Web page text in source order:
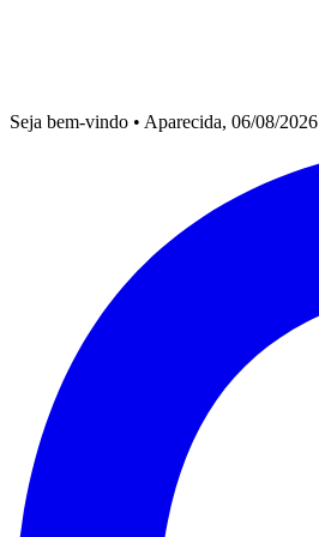
Seja bem-vindo • Aparecida, 06/08/2026